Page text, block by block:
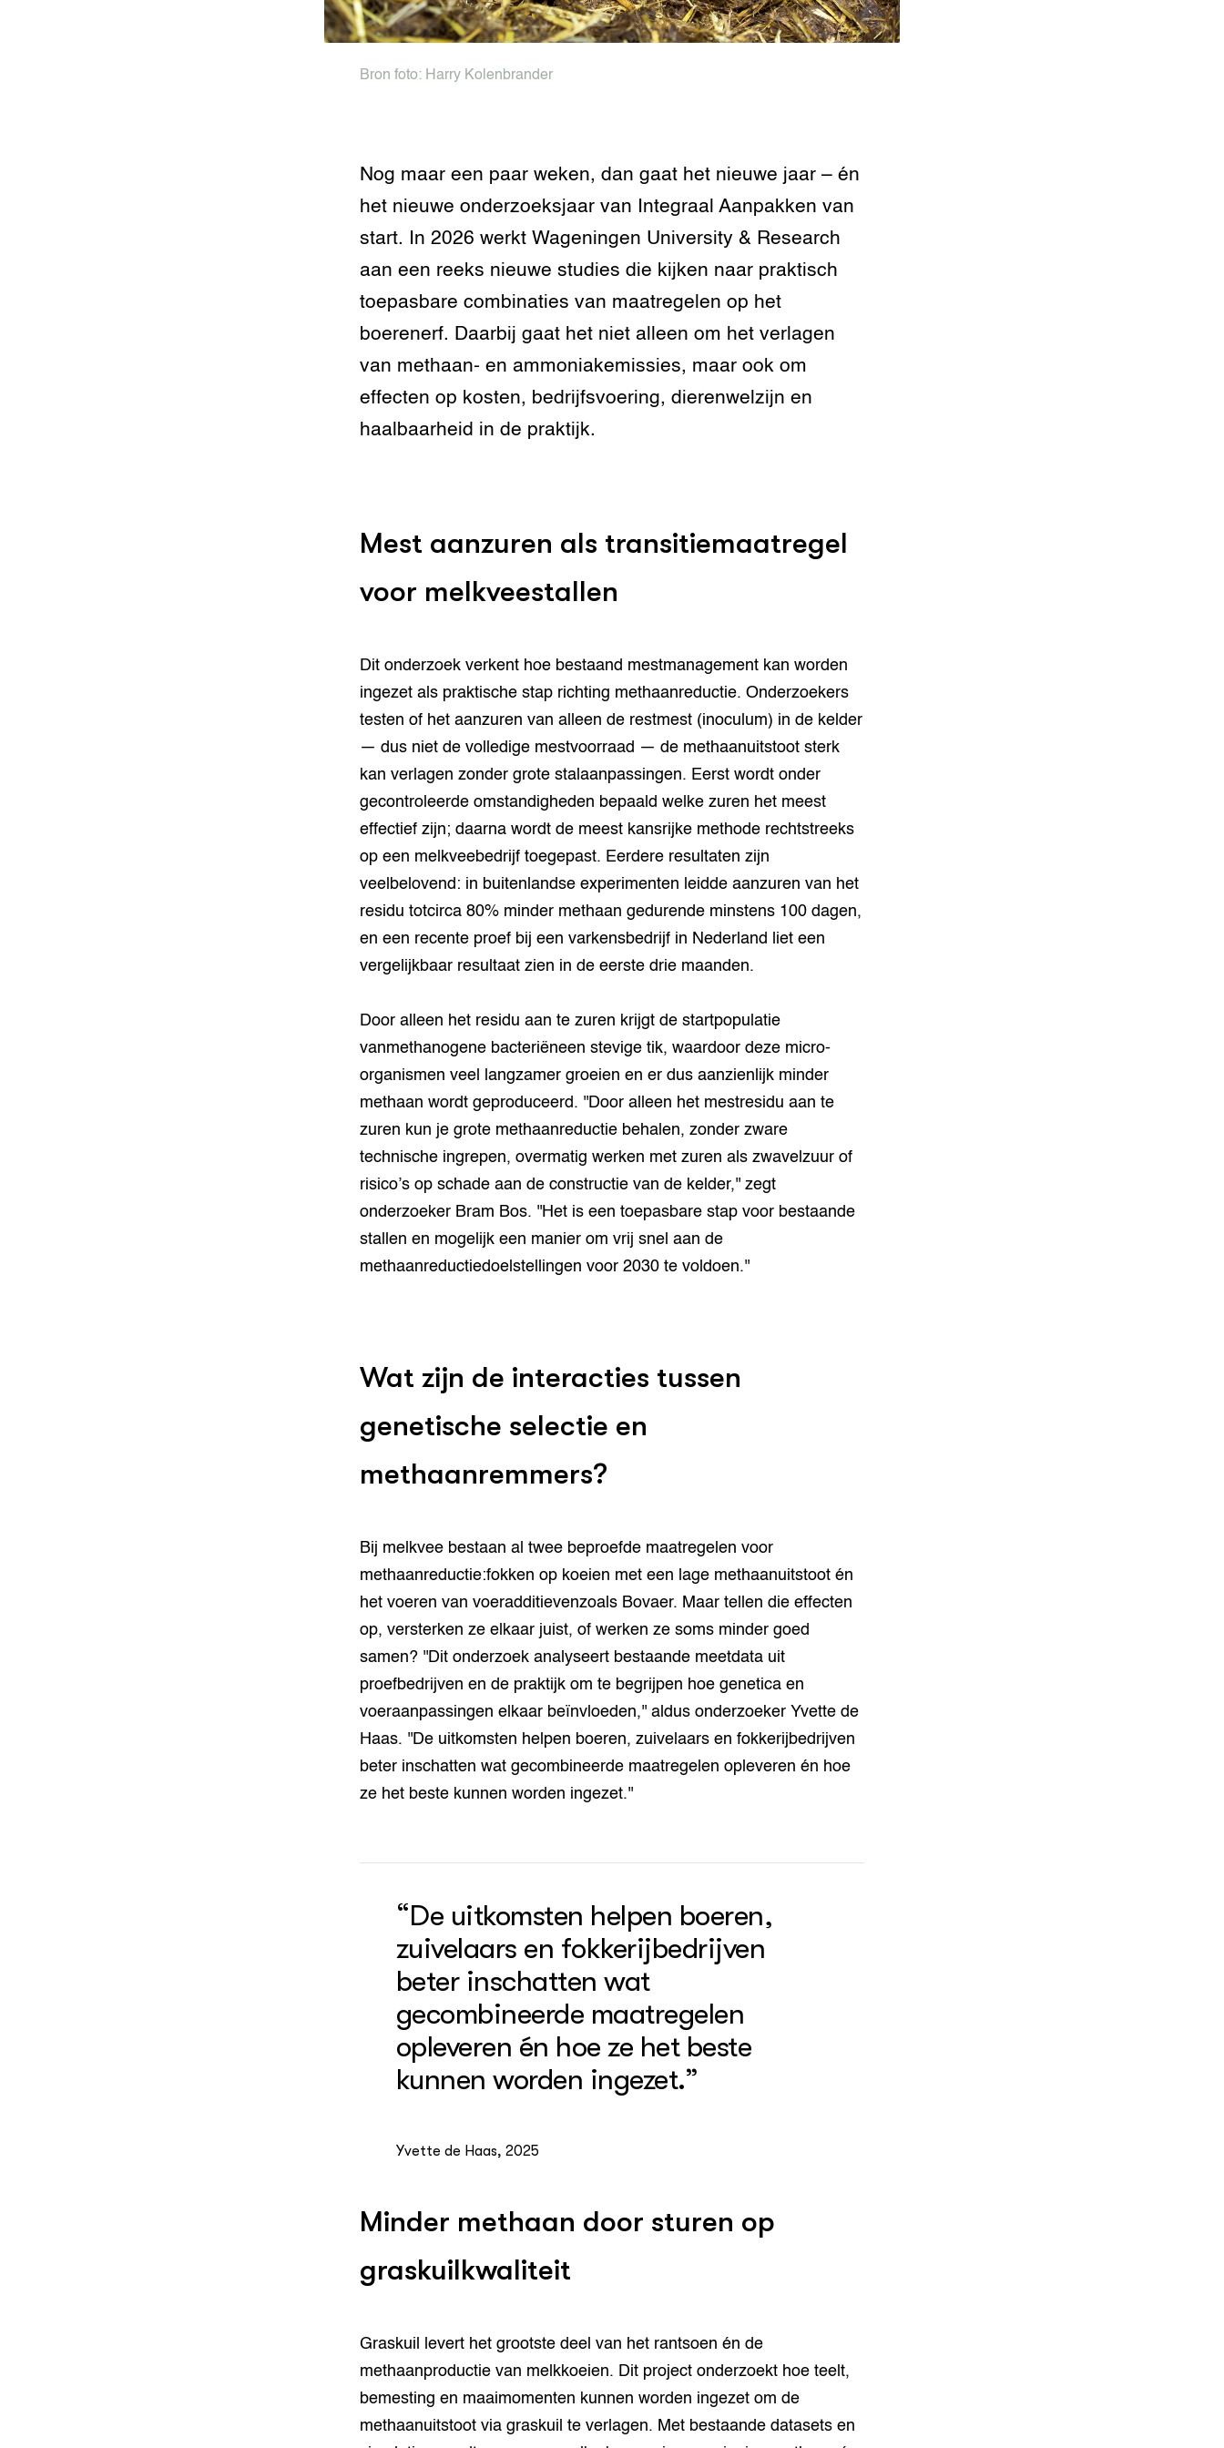
Foodsector
Integraal Aanpakken
Groen, welbevinden en
klimaatadaptatie
CoE Groen
Invasieve exoten
Plantaardige genetische
bronnen
landbouwhuisdieren
Bron foto: Harry Kolenbrander
Nog maar een paar weken, dan gaat het nieuwe jaar – én
het nieuwe onderzoeksjaar van Integraal Aanpakken van
start. In 2026 werkt Wageningen University & Research
aan een reeks nieuwe studies die kijken naar praktisch
toepasbare combinaties van maatregelen op het
boerenerf. Daarbij gaat het niet alleen om het verlagen
van methaan- en ammoniakemissies, maar ook om
effecten op kosten, bedrijfsvoering, dierenwelzijn en
haalbaarheid in de praktijk.
Mest aanzuren als transitiemaatregel
voor melkveestallen
Dit onderzoek verkent hoe bestaand mestmanagement kan worden
ingezet als praktische stap richting methaanreductie. Onderzoekers
testen of het aanzuren van alleen de restmest (inoculum) in de kelder
— dus niet de volledige mestvoorraad — de methaanuitstoot sterk
kan verlagen zonder grote stalaanpassingen. Eerst wordt onder
gecontroleerde omstandigheden bepaald welke zuren het meest
effectief zijn; daarna wordt de meest kansrijke methode rechtstreeks
op een melkveebedrijf toegepast. Eerdere resultaten zijn
veelbelovend: in buitenlandse experimenten leidde aanzuren van het
residu totcirca 80% minder methaan gedurende minstens 100 dagen,
en een recente proef bij een varkensbedrijf in Nederland liet een
vergelijkbaar resultaat zien in de eerste drie maanden.
Door alleen het residu aan te zuren krijgt de startpopulatie
vanmethanogene bacteriëneen stevige tik, waardoor deze micro-
organismen veel langzamer groeien en er dus aanzienlijk minder
methaan wordt geproduceerd. ''Door alleen het mestresidu aan te
zuren kun je grote methaanreductie behalen, zonder zware
technische ingrepen, overmatig werken met zuren als zwavelzuur of
risico’s op schade aan de constructie van de kelder,'' zegt
onderzoeker Bram Bos. ''Het is een toepasbare stap voor bestaande
stallen en mogelijk een manier om vrij snel aan de
methaanreductiedoelstellingen voor 2030 te voldoen.''
Wat zijn de interacties tussen
genetische selectie en
methaanremmers?
Bij melkvee bestaan al twee beproefde maatregelen voor
methaanreductie:fokken op koeien met een lage methaanuitstoot én
het voeren van voeradditievenzoals Bovaer. Maar tellen die effecten
op, versterken ze elkaar juist, of werken ze soms minder goed
samen? ''Dit onderzoek analyseert bestaande meetdata uit
proefbedrijven en de praktijk om te begrijpen hoe genetica en
voeraanpassingen elkaar beïnvloeden,'' aldus onderzoeker Yvette de
Haas. ''De uitkomsten helpen boeren, zuivelaars en fokkerijbedrijven
beter inschatten wat gecombineerde maatregelen opleveren én hoe
ze het beste kunnen worden ingezet.''
“De uitkomsten helpen boeren,
zuivelaars en fokkerijbedrijven
beter inschatten wat
gecombineerde maatregelen
opleveren én hoe ze het beste
kunnen worden ingezet.”
Yvette de Haas, 2025
Minder methaan door sturen op
graskuilkwaliteit
Graskuil levert het grootste deel van het rantsoen én de
methaanproductie van melkkoeien. Dit project onderzoekt hoe teelt,
bemesting en maaimomenten kunnen worden ingezet om de
methaanuitstoot via graskuil te verlagen. Met bestaande datasets en